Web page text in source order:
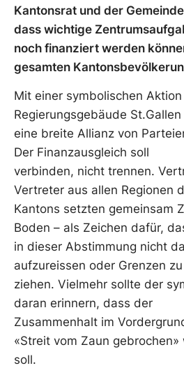
Kantonsrat und der
dass wichtige
noch finanziert werden
gesamten
Mit einer symbolischen
Regierungsgebäude
eine breite Allianz von
Der Finanzausgleich soll
verbinden, nicht trennen.
Vertreter aus allen Regionen
Kantons setzten gemeinsam
Boden – als Zeichen dafür,
in dieser Abstimmung nicht
aufzureissen oder Grenzen zu
ziehen. Vielmehr sollte der
daran erinnern, dass der
Zusammenhalt im
«Streit vom Zaun gebrochen»
soll.